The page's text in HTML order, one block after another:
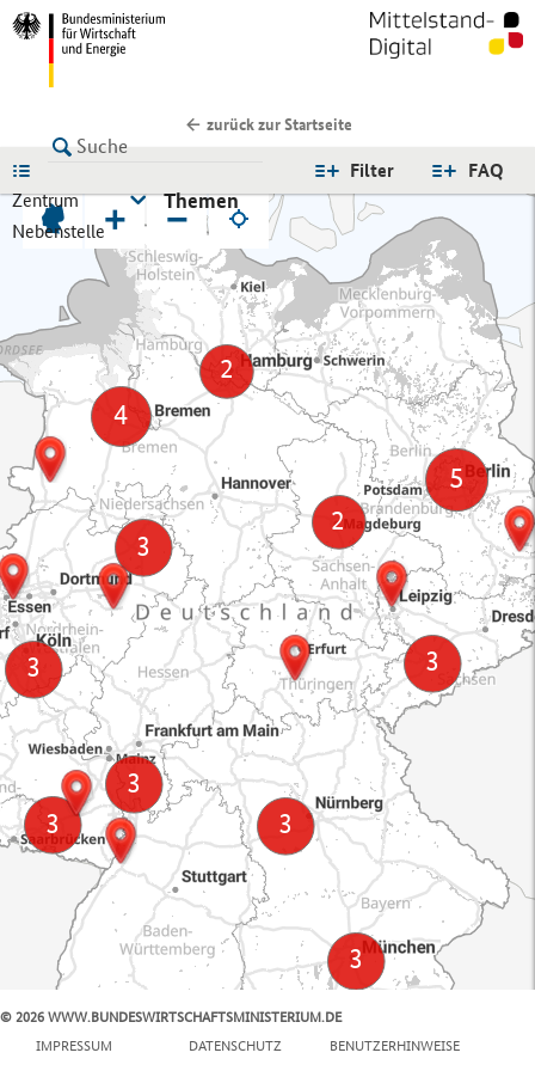
zurück zur Startseite
FAQ
Filter
Zentrum
Nebenstelle
Themen
+ −
© 2026 WWW.BUNDESWIRTSCHAFTSMINISTERIUM.DE
IMPRESSUM
DATENSCHUTZ BENUTZERHINWEISE